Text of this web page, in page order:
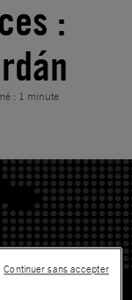
:
: 1 minute
Continuer sans accepter